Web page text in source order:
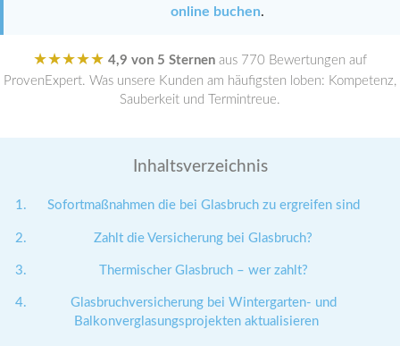
online buchen.
★★★★★ 4,9 von 5 Sternen aus 770 Bewertungen auf
ProvenExpert. Was unsere Kunden am häufigsten loben: Kompetenz,
Sauberkeit und Termintreue.
Inhaltsverzeichnis
Sofortmaßnahmen die bei Glasbruch zu ergreifen sind
Zahlt die Versicherung bei Glasbruch?
Thermischer Glasbruch – wer zahlt?
Glasbruchversicherung bei Wintergarten- und
Balkonverglasungsprojekten aktualisieren